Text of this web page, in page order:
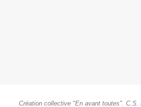
Création collective "En avant toutes". C.S.